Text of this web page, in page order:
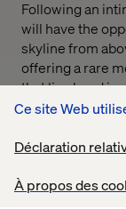
Ce site Web
Déclaration
À propos des
Following an
will have the
skyline from
offering a rare
that lie ahead in
What to
Cocktail